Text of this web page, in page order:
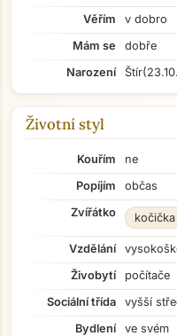
Věřím
v dobro
Mám se
dobře
Narození
Štír
Životní styl
Kouřím
ne
Popíjím
občas
Zvířátko
kočička
Vzdělání
Živobytí
počítače
Sociální třída
vyšší
Bydlení
ve svém